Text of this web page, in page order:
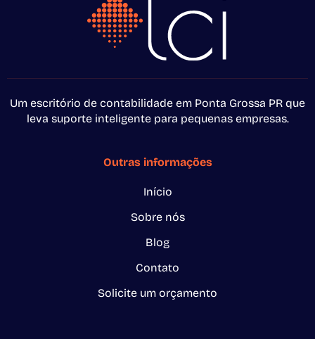
Um escritório de contabilidade em Ponta Grossa PR que
leva suporte inteligente para pequenas empresas.
Outras informações
Início
Sobre nós
Blog
Contato
Solicite um orçamento